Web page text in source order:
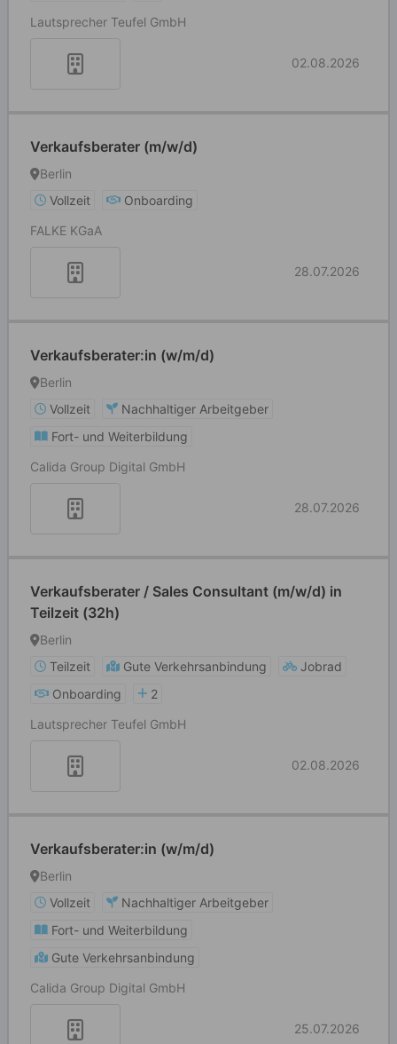
Lautsprecher Teufel GmbH
02.08.2026
Verkaufsberater (m/w/d)
Berlin
Vollzeit
Onboarding
FALKE KGaA
28.07.2026
Verkaufsberater:in (w/m/d)
Berlin
Vollzeit
Nachhaltiger Arbeitgeber
Fort- und Weiterbildung
Calida Group Digital GmbH
28.07.2026
Verkaufsberater / Sales Consultant (m/w/d) in
Teilzeit (32h)
Berlin
Teilzeit
Gute Verkehrsanbindung
Jobrad
Onboarding
2
Lautsprecher Teufel GmbH
02.08.2026
Verkaufsberater:in (w/m/d)
Berlin
Vollzeit
Nachhaltiger Arbeitgeber
Fort- und Weiterbildung
Gute Verkehrsanbindung
Calida Group Digital GmbH
25.07.2026